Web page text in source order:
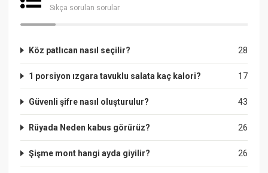
Sıkça sorulan sorular
28
Köz patlıcan nasıl seçilir?
17
1 porsiyon ızgara tavuklu salata kaç kalori?
43
Güvenli şifre nasıl oluşturulur?
26
Rüyada Neden kabus görürüz?
26
Şişme mont hangi ayda giyilir?